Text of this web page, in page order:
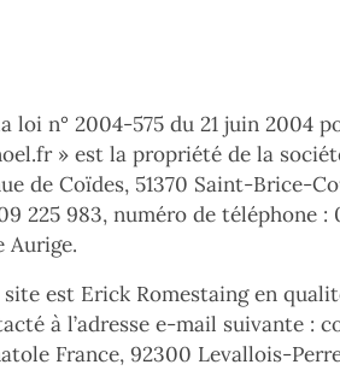
n° 2004-575 du 21 juin 2004
» est la propriété de la
de Coïdes, 51370 Saint-Brice-
225 983, numéro de
Aurige.
est Erick Romestaing en
à l’adresse e-mail suivante :
France, 92300 Levallois-